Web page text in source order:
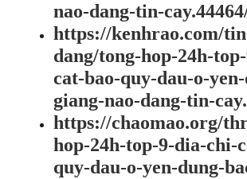
nao-dang-tin-
https://kenhrao.com/
dang/tong-hop-24h-
cat-bao-quy-dau-o-
giang-nao-dang-tin-
https://chaomao.org/
hop-24h-top-9-dia-chi-
quy-dau-o-yen-dung-